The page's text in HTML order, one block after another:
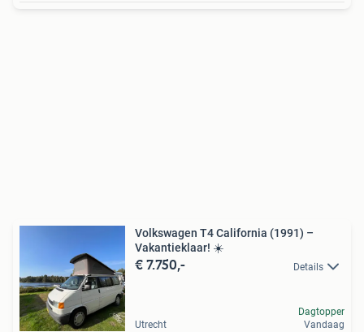
Volkswagen T4 California (1991) –
Vakantieklaar! ☀️
€ 7.750,- Details
Utrecht
Dagtopper
Vandaag